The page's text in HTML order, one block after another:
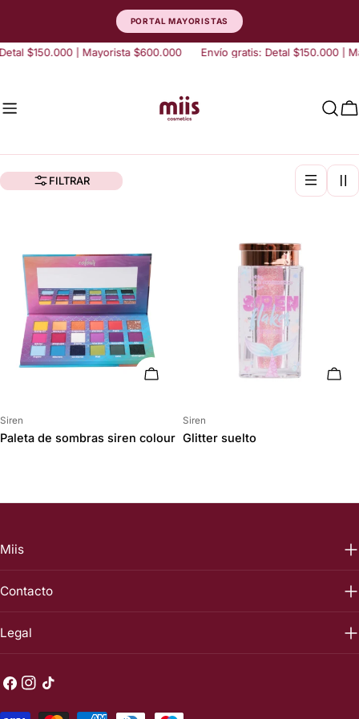
PORTAL MAYORISTAS
$150.000 | Mayorista $600.000 Envío gratis: Detal $150.000 |
FILTRAR
AÑADIR AL CARRITO
Proveedor:
Siren
Paleta de sombras siren colour
Proveedor:
Siren
Glitter suelto
Miis
Contacto
Legal
Facebook
Instagram
Tik